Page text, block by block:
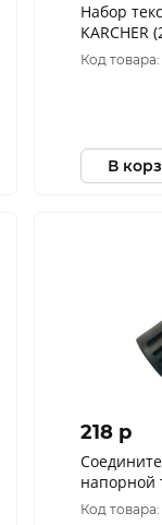
Набор
KARCHER (2 шт)
2.863-
Код товара:
В
218 p
напорной
DEKADO
Код